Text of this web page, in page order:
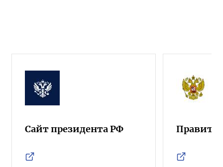
Сайт президента РФ